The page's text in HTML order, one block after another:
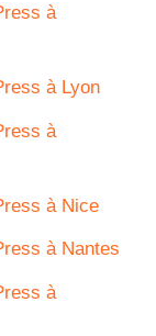
à
à Lyon
à
à Nice
à Nantes
à